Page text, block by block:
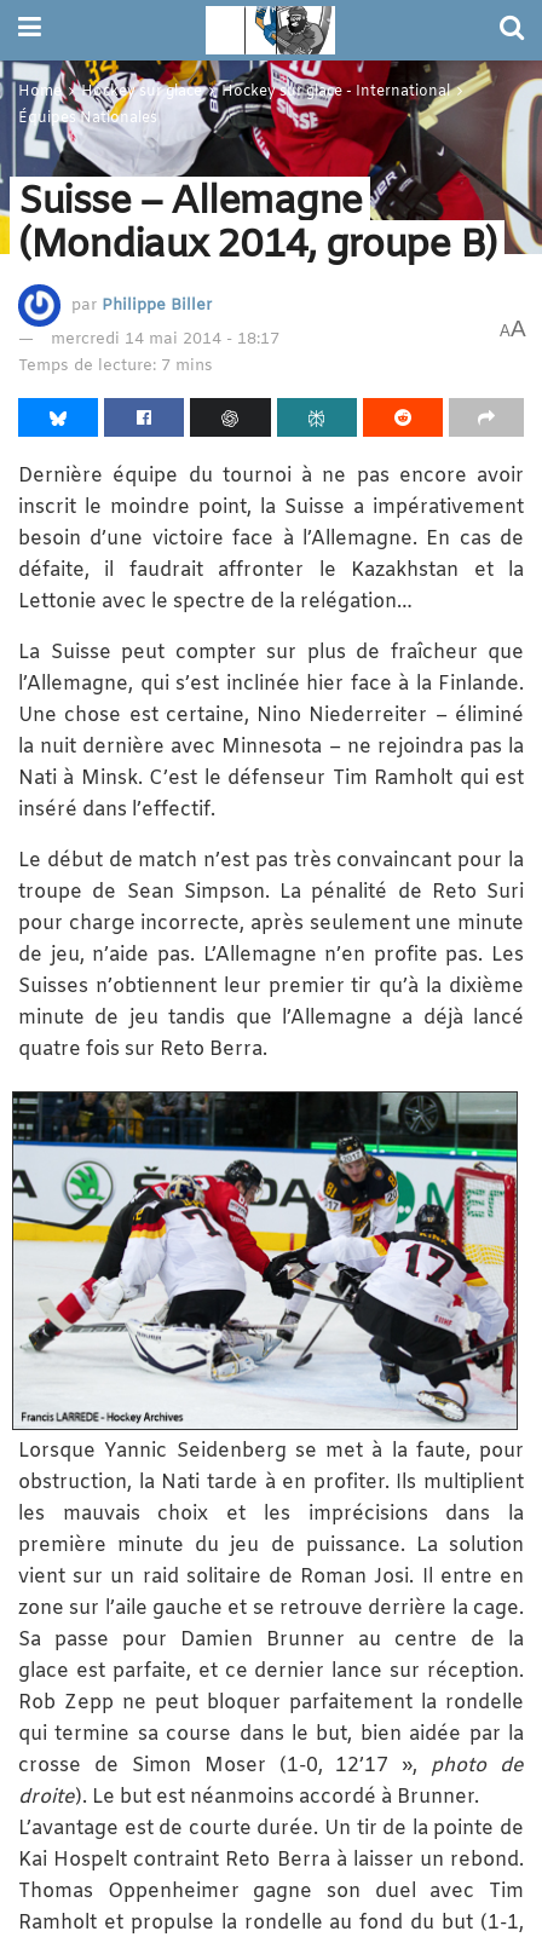
Home Hockey sur glace
Hockey sur glace - International
Équipes Nationales
Suisse – Allemagne
(Mondiaux 2014, groupe B)
par Philippe Biller
mercredi 14 mai 2014 - 18:17
Temps de lecture: 7 mins
AA
Dernière équipe du tournoi à ne pas encore avoir
inscrit le moindre point, la Suisse a impérativement
besoin d’une victoire face à l’Allemagne. En cas de
défaite, il faudrait affronter le Kazakhstan et la
Lettonie avec le spectre de la relégation…
La Suisse peut compter sur plus de fraîcheur que
l’Allemagne, qui s’est inclinée hier face à la Finlande.
Une chose est certaine, Nino Niederreiter – éliminé
la nuit dernière avec Minnesota – ne rejoindra pas la
Nati à Minsk. C’est le défenseur Tim Ramholt qui est
inséré dans l’effectif.
Le début de match n’est pas très convaincant pour la
troupe de Sean Simpson. La pénalité de Reto Suri
pour charge incorrecte, après seulement une minute
de jeu, n’aide pas. L’Allemagne n’en profite pas. Les
Suisses n’obtiennent leur premier tir qu’à la dixième
minute de jeu tandis que l’Allemagne a déjà lancé
quatre fois sur Reto Berra.
Lorsque Yannic Seidenberg se met à la faute, pour
obstruction, la Nati tarde à en profiter. Ils multiplient
les mauvais choix et les imprécisions dans la
première minute du jeu de puissance. La solution
vient sur un raid solitaire de Roman Josi. Il entre en
zone sur l’aile gauche et se retrouve derrière la cage.
Sa passe pour Damien Brunner au centre de la
glace est parfaite, et ce dernier lance sur réception.
Rob Zepp ne peut bloquer parfaitement la rondelle
qui termine sa course dans le but, bien aidée par la
crosse de Simon Moser (1-0, 12’17 », photo de
droite). Le but est néanmoins accordé à Brunner.
L’avantage est de courte durée. Un tir de la pointe de
Kai Hospelt contraint Reto Berra à laisser un rebond.
Thomas Oppenheimer gagne son duel avec Tim
Ramholt et propulse la rondelle au fond du but (1-1,